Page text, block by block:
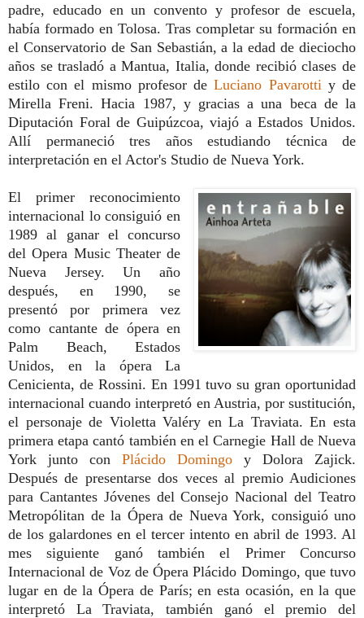
padre, educado en un convento y profesor de escuela,
había formado en Tolosa. Tras completar su formación en
el Conservatorio de San Sebastián, a la edad de dieciocho
años se trasladó a Mantua, Italia, donde recibió clases de
estilo con el mismo profesor deLuciano Pavarotti y de
Mirella Freni. Hacia 1987, y gracias a una beca de la
Diputación Foral de Guipúzcoa, viajó a Estados Unidos.
Allí permaneció tres años estudiando técnica de
interpretación en el Actor's Studio de Nueva York.
El primer reconocimiento
internacional lo consiguió en
1989 al ganar el concurso
del Opera Music Theater de
Nueva Jersey. Un año
después, en 1990, se
presentó por primera vez
como cantante de ópera en
Palm Beach, Estados
Unidos, en la ópera La
Cenicienta, de Rossini. En 1991 tuvo su gran oportunidad
internacional cuando interpretó en Austria, por sustitución,
el personaje de Violetta Valéry en La Traviata. En esta
primera etapa cantó también en el Carnegie Hall de Nueva
York junto con Plácido Domingo y Dolora Zajick.
Después de presentarse dos veces al premio Audiciones
para Cantantes Jóvenes del Consejo Nacional del Teatro
Metropólitan de la Ópera de Nueva York, consiguió uno
de los galardones en el tercer intento en abril de 1993. Al
mes siguiente ganó también el Primer Concurso
Internacional de Voz de Ópera Plácido Domingo, que tuvo
lugar en de la Ópera de París; en esta ocasión, en la que
interpretó La Traviata, también ganó el premio del